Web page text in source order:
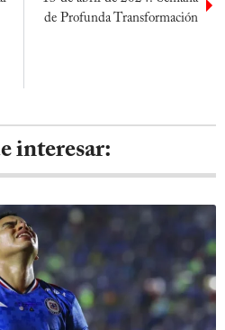
de Profunda Transformación
interesar: